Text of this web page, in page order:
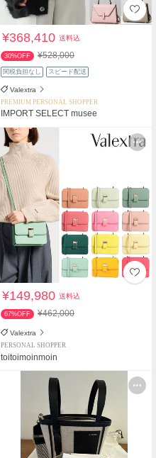
¥368,410送料込
30%OFF ¥528,000
関税負担なし スピード配送
Valextra
PREMIUM PERSONAL SHOPPER
IMPORT SELECT musee
¥149,980送料込
67%OFF ¥462,000
Valextra
PERSONAL SHOPPER
toitoimoinmoin